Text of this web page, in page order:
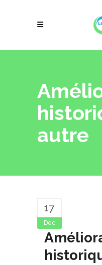
autre
17
Déc